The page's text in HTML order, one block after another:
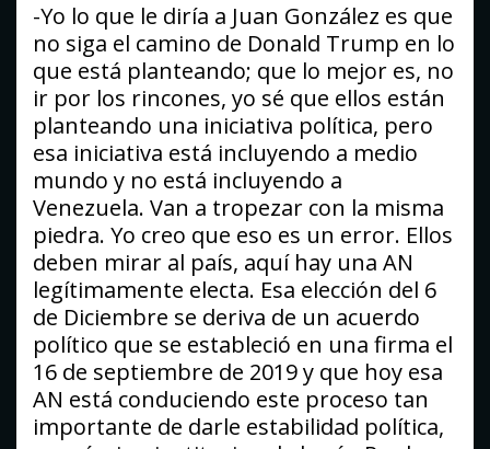
-Yo lo que le diría a Juan González es que
no siga el camino de Donald Trump en lo
que está planteando; que lo mejor es, no
ir por los rincones, yo sé que ellos están
planteando una iniciativa política, pero
esa iniciativa está incluyendo a medio
mundo y no está incluyendo a
Venezuela. Van a tropezar con la misma
piedra. Yo creo que eso es un error. Ellos
deben mirar al país, aquí hay una AN
legítimamente electa. Esa elección del 6
de Diciembre se deriva de un acuerdo
político que se estableció en una firma el
16 de septiembre de 2019 y que hoy esa
AN está conduciendo este proceso tan
importante de darle estabilidad política,